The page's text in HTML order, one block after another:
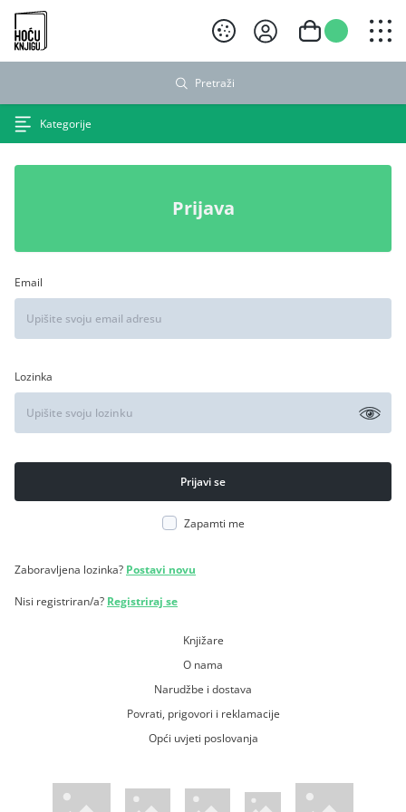
Hoću knjigu crni logo
Pretraži
Kategorije
Prijava
Email
Lozinka
Zapamti me
Zaboravljena lozinka? Postavi novu
Nisi registriran/a? Registriraj se
Knjižare
O nama
Narudžbe i dostava
Povrati, prigovori i reklamacije
Opći uvjeti poslovanja
WsPay web stranicaMaestro web stranicaMastercard web stranicaAmerican Express web stranica
Visa web stranica